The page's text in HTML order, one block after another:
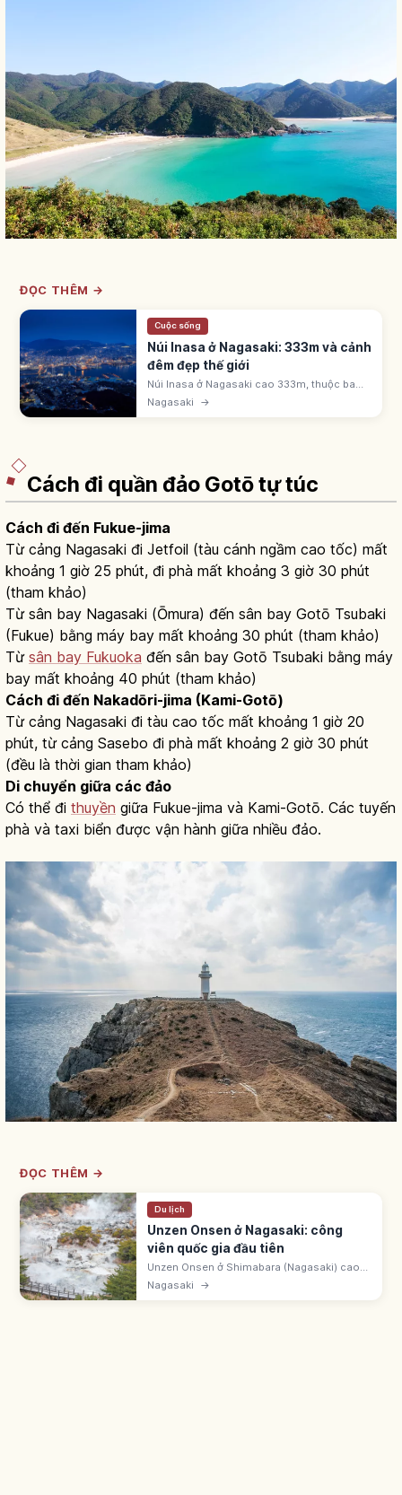
ĐỌC THÊM →
Cuộc sống
Núi Inasa ở Nagasaki: 333m và cảnh
đêm đẹp thế giới
Núi Inasa ở Nagasaki cao 333m, thuộc ba
cảnh đêm mới đẹp nhất thế giới (2012, tái
2021). Đài quan sát kính 360 độ nhìn thành
Nagasaki →
Cách đi quần đảo Gotō tự túc
Cách đi đến Fukue-jima
Từ cảng Nagasaki đi Jetfoil (tàu cánh ngầm cao tốc) mất
khoảng 1 giờ 25 phút, đi phà mất khoảng 3 giờ 30 phút
(tham khảo)
Từ sân bay Nagasaki (Ōmura) đến sân bay Gotō Tsubaki
(Fukue) bằng máy bay mất khoảng 30 phút (tham khảo)
Từ sân bay Fukuoka đến sân bay Gotō Tsubaki bằng máy
bay mất khoảng 40 phút (tham khảo)
Cách đi đến Nakadōri-jima (Kami-Gotō)
Từ cảng Nagasaki đi tàu cao tốc mất khoảng 1 giờ 20
phút, từ cảng Sasebo đi phà mất khoảng 2 giờ 30 phút
(đều là thời gian tham khảo)
Di chuyển giữa các đảo
Có thể đi thuyền giữa Fukue-jima và Kami-Gotō. Các tuyến
phà và taxi biển được vận hành giữa nhiều đảo.
ĐỌC THÊM →
Du lịch
Unzen Onsen ở Nagasaki: công
viên quốc gia đầu tiên
Unzen Onsen ở Shimabara (Nagasaki) cao
~700m, trong Công viên quốc gia Unzen-
Amakusa - công viên quốc gia đầu tiên Nhật
Nagasaki →